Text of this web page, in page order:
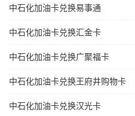
中石化加油卡兑换易事通
中石化加油卡兑换汇金卡
中石化加油卡兑换广聚福卡
中石化加油卡兑换王府井购物卡
中石化加油卡兑换汉光卡